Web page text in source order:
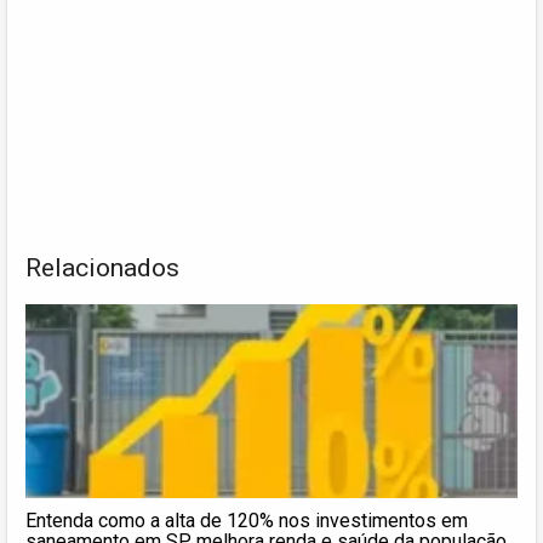
Relacionados
Entenda como a alta de 120% nos investimentos em